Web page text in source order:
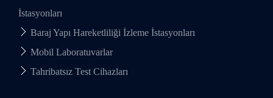
İstasyonları
Baraj Yapı Hareketliliği İzleme İstasyonları
Mobil Laboratuvarlar
Tahribatsız Test Cihazları